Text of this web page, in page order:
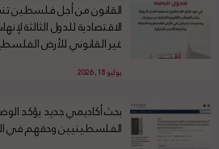
القانون من أجل فلسطين
الاقتصادية للدول الثالثة
غير القانوني للأرض
يوليو 18, 2026
بحث أكاديمي جديد يؤكد
الفلسطينيين وحقهم في